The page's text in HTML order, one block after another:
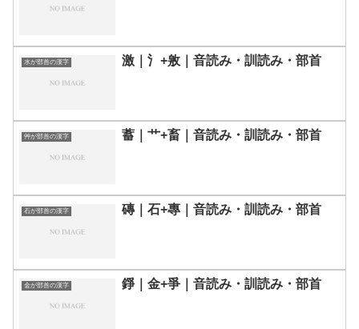
水が部首の漢字 激｜氵+敫｜音読み・訓読み・部首
艸が部首の漢字 蓄｜艹+畜｜音読み・訓読み・部首
石が部首の漢字 磚｜石+專｜音読み・訓読み・部首
金が部首の漢字 錚｜金+爭｜音読み・訓読み・部首